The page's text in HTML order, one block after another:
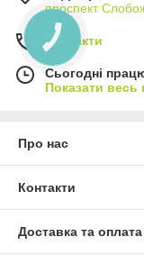
проспект
Контакти
Сьогодні
Показати весь
Про нас
Контакти
Доставка та оплата
КНОПКА
ЗВ'ЯЗКУ